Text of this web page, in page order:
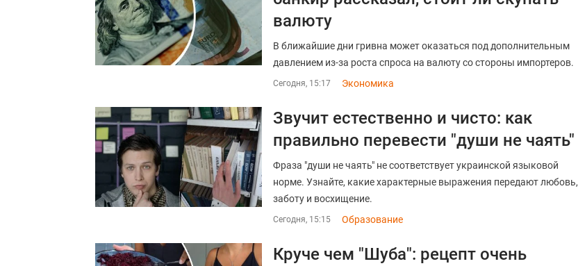
валюту
В ближайшие дни гривна может оказаться под дополнительным
давлением из-за роста спроса на валюту со стороны импортеров.
Сегодня, 15:17 Экономика
Звучит естественно и чисто: как
правильно перевести "души не чаять"
Фраза "души не чаять" не соответствует украинской языковой
норме. Узнайте, какие характерные выражения передают любовь,
заботу и восхищение.
Сегодня, 15:15 Образование
Круче чем "Шуба": рецепт очень